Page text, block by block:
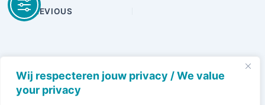
Wij respecteren jouw privacy / We value
your privacy
PREVIOUS